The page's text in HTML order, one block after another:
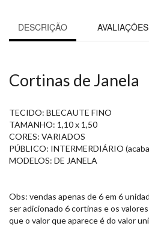
DESCRIÇÃO
Cortinas de Janela
TECIDO: BLECAUTE FINO
TAMANHO: 1,10 x 1,50
CORES: VARIADOS
PÚBLICO: INTERMERDIÁRIO
MODELOS: DE JANELA
Obs: vendas apenas de 6 em 6
ser adicionado 6 cortinas e os
que o valor que aparece é do valor